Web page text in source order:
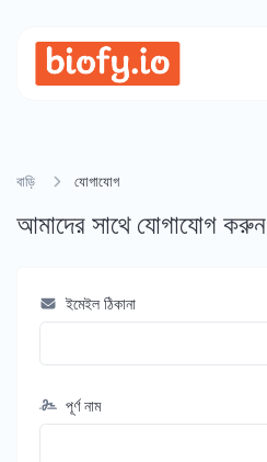
বাড়ি যোগাযোগ
আমাদের সাথে যোগাযোগ করুন
ইমেইল ঠিকানা
পূর্ণ নাম